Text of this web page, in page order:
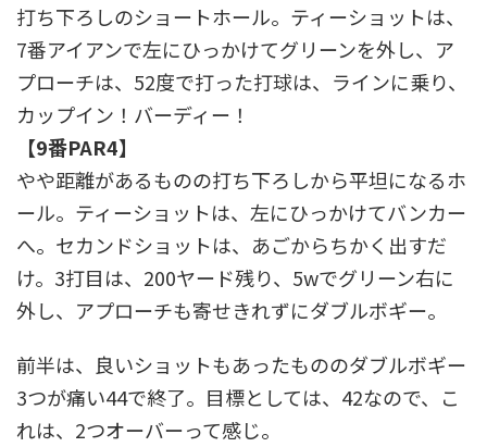
打ち下ろしのショートホール。ティーショットは、
7番アイアンで左にひっかけてグリーンを外し、ア
プローチは、52度で打った打球は、ラインに乗り、
カップイン！バーディー！
【9番PAR4】
やや距離があるものの打ち下ろしから平坦になるホ
ール。ティーショットは、左にひっかけてバンカー
へ。セカンドショットは、あごからちかく出すだ
け。3打目は、200ヤード残り、5wでグリーン右に
外し、アプローチも寄せきれずにダブルボギー。
前半は、良いショットもあったもののダブルボギー
3つが痛い44で終了。目標としては、42なので、こ
れは、2つオーバーって感じ。